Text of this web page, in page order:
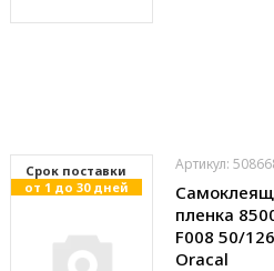
Cрок поставки
от 1 до 30 дней
Артикул:
пленка
F008 50/
Oracal